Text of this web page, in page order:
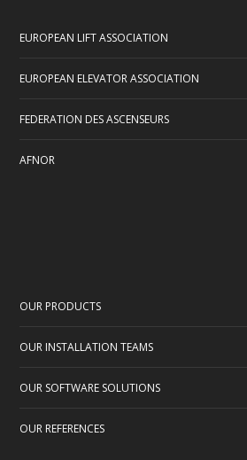
EUROPEAN LIFT ASSOCIATION
EUROPEAN ELEVATOR ASSOCIATION
FEDERATION DES ASCENSEURS
AFNOR
OUR PRODUCTS
OUR INSTALLATION TEAMS
OUR SOFTWARE SOLUTIONS
OUR REFERENCES